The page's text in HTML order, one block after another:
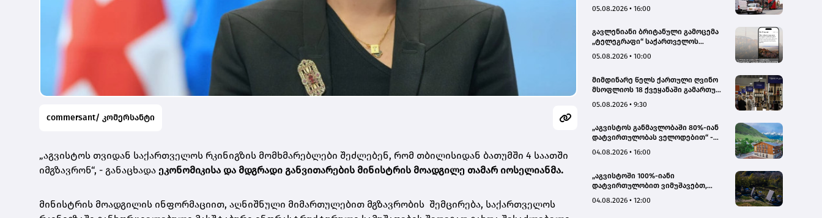
commersant/ კომერსანტი
„აგვისტოს თვიდან საქართველოს რკინიგზის მომხმარებლები შეძლებენ, რომ თბილისიდან ბათუმში 4 საათში
იმგზავრონ“, - განაცხადა ეკონომიკისა და მდგრადი განვითარების მინისტრის მოადგილე თამარ იოსელიანმა.
მინისტრის მოადგილის ინფორმაციით, აღნიშნული მიმართულებით მგზავრობის შემცირება, საქართველოს
05.08.2026 • 16:00
გავლენიანი ბრიტანული გამოცემა
„ტელეგრაფი“ საქართველოს
სტატიების ციკლს აქვეყნებს
05.08.2026 • 10:00
მიმდინარე წელს ქართული ღვინო
მსოფლიოს 18 ქვეყანაში გამართულ
წარმოდგენილი
05.08.2026 • 9:30
„აგვისტოს განმავლობაში 80%-იან
დატვირთულობას ველოდებით“ -
04.08.2026 • 16:00
„აგვისტოში 100%-იანი
დატვირთულობით ვიმუშავებთ,
სექტემბერშიც ნარჩუნდება“ - HAERI
04.08.2026 • 12:00